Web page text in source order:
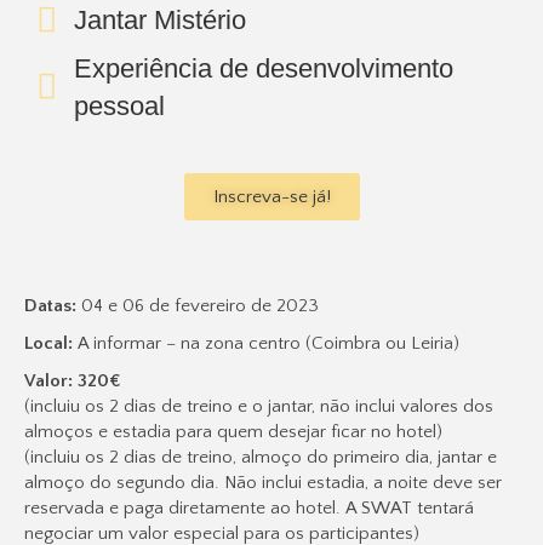
Jantar Mistério
Experiência de desenvolvimento
pessoal
Inscreva-se já!
Datas: 04 e 06 de fevereiro de 2023
Local: A informar – na zona centro (Coimbra ou Leiria)
Valor: 320€
(incluiu os 2 dias de treino e o jantar, não inclui valores dos
almoços e estadia para quem desejar ficar no hotel)
(incluiu os 2 dias de treino, almoço do primeiro dia, jantar e
almoço do segundo dia. Não inclui estadia, a noite deve ser
reservada e paga diretamente ao hotel. A SWAT tentará
negociar um valor especial para os participantes)